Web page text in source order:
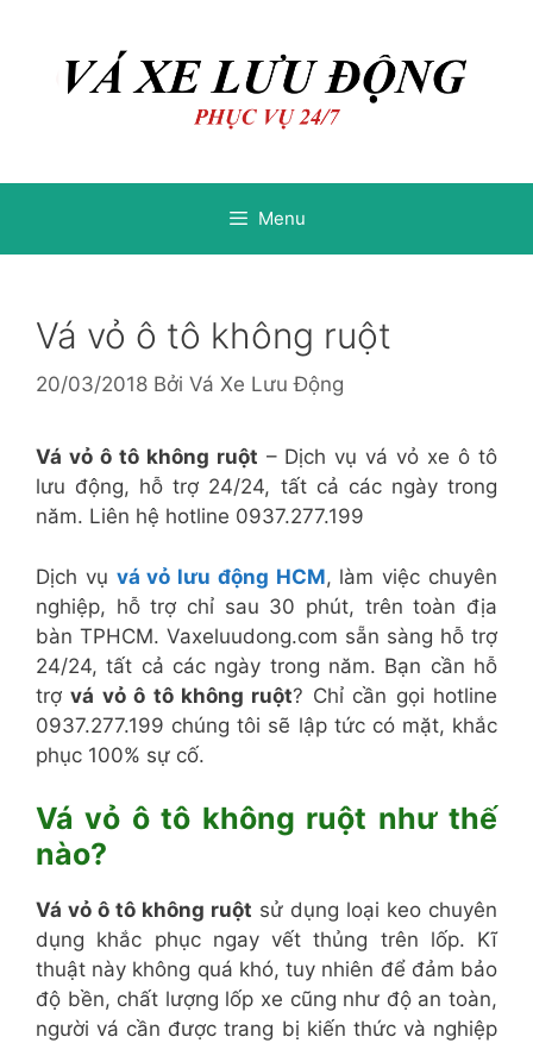
Menu
Vá vỏ ô tô không ruột
20/03/2018 Bởi Vá Xe Lưu Động
Vá vỏ ô tô không ruột – Dịch vụ vá vỏ xe ô tô
lưu động, hỗ trợ 24/24, tất cả các ngày trong
năm. Liên hệ hotline 0937.277.199
Dịch vụ vá vỏ lưu động HCM, làm việc chuyên
nghiệp, hỗ trợ chỉ sau 30 phút, trên toàn địa
bàn TPHCM. Vaxeluudong.com sẵn sàng hỗ trợ
24/24, tất cả các ngày trong năm. Bạn cần hỗ
trợvá vỏ ô tô không ruột? Chỉ cần gọi hotline
0937.277.199 chúng tôi sẽ lập tức có mặt, khắc
phục 100% sự cố.
Vá vỏ ô tô không ruột như thế
nào?
Vá vỏ ô tô không ruột sử dụng loại keo chuyên
dụng khắc phục ngay vết thủng trên lốp. Kĩ
thuật này không quá khó, tuy nhiên để đảm bảo
độ bền, chất lượng lốp xe cũng như độ an toàn,
người vá cần được trang bị kiến thức và nghiệp